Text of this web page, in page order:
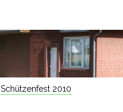
Schützenfest 2010